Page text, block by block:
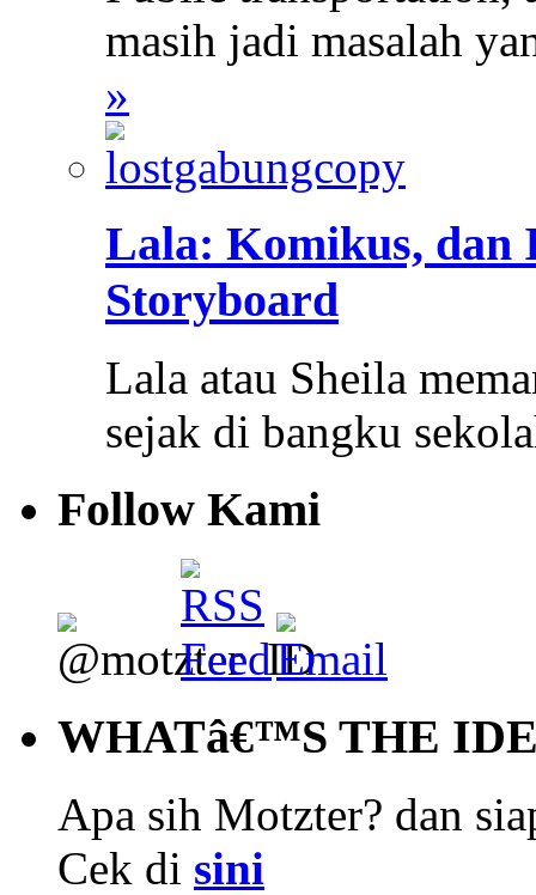
masih jadi masalah
»
Lala: Komikus, dan
Storyboard
Lala atau Sheila
sejak di bangku
Follow Kami
WHATâ€™S THE
Apa sih Motzter? dan
Cek di sini